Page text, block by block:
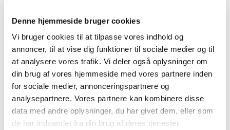
Denne hjemmeside bruger cookies
Vi bruger cookies til at tilpasse vores indhold og
annoncer, til at vise dig funktioner til sociale medier og til
at analysere vores trafik. Vi deler også oplysninger om
din brug af vores hjemmeside med vores partnere inden
for sociale medier, annonceringspartnere og
analysepartnere. Vores partnere kan kombinere disse
data med andre oplysninger, du har givet dem, eller som
de har indsamlet fra din brug af deres tjenester.
Endelig indstilling til tilskudsstatus for
NSAID’er og medicin mod svage smerter
|27. januar 2015|
Medicintilskudsnævnet har revurderet tilskudsstatus for
NSAID’er og medicin mod svage smerter (ATC-gruppe
Taptiqom® får generelt tilskud